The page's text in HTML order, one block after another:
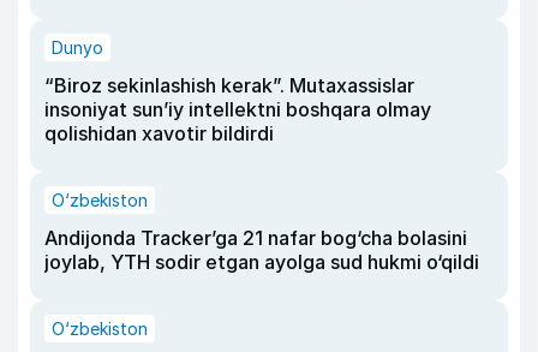
Dunyo
“Biroz sekinlashish kerak”. Mutaxassislar
insoniyat sun’iy intellektni boshqara olmay
qolishidan xavotir bildirdi
O‘zbekiston
Andijonda Tracker’ga 21 nafar bog‘cha bolasini
joylab, YTH sodir etgan ayolga sud hukmi o‘qildi
O‘zbekiston